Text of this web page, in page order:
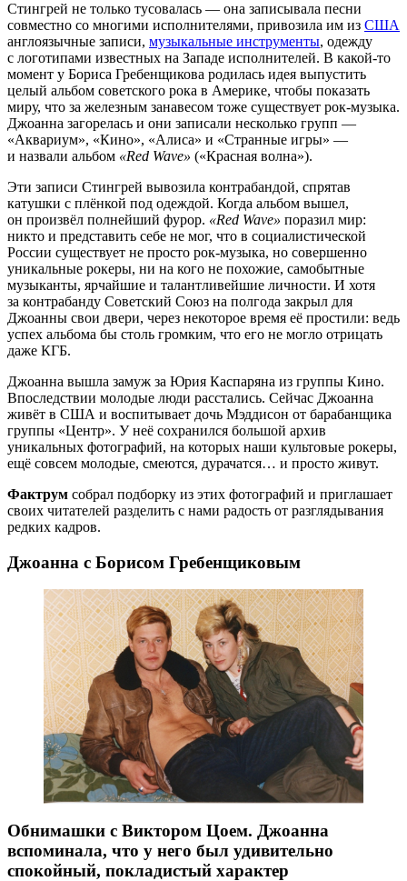
Стингрей не только тусовалась — она записывала песни
совместно со многими исполнителями, привозила им из США
англоязычные записи, музыкальные инструменты, одежду
с логотипами известных на Западе исполнителей. В какой-то
момент у Бориса Гребенщикова родилась идея выпустить
целый альбом советского рока в Америке, чтобы показать
миру, что за железным занавесом тоже существует рок-музыка.
Джоанна загорелась и они записали несколько групп —
«Аквариум», «Кино», «Алиса» и «Странные игры» —
и назвали альбом «Red Wave» («Красная волна»).
Эти записи Стингрей вывозила контрабандой, спрятав
катушки с плёнкой под одеждой. Когда альбом вышел,
он произвёл полнейший фурор. «Red Wave» поразил мир:
никто и представить себе не мог, что в социалистической
России существует не просто рок-музыка, но совершенно
уникальные рокеры, ни на кого не похожие, самобытные
музыканты, ярчайшие и талантливейшие личности. И хотя
за контрабанду Советский Союз на полгода закрыл для
Джоанны свои двери, через некоторое время её простили: ведь
успех альбома бы столь громким, что его не могло отрицать
даже КГБ.
Джоанна вышла замуж за Юрия Каспаряна из группы Кино.
Впоследствии молодые люди расстались. Сейчас Джоанна
живёт в США и воспитывает дочь Мэддисон от барабанщика
группы «Центр». У неё сохранился большой архив
уникальных фотографий, на которых наши культовые рокеры,
ещё совсем молодые, смеются, дурачатся… и просто живут.
Фактрум собрал подборку из этих фотографий и приглашает
своих читателей разделить с нами радость от разглядывания
редких кадров.
Джоанна с Борисом Гребенщиковым
Обнимашки с Виктором Цоем. Джоанна
вспоминала, что у него был удивительно
спокойный, покладистый характер